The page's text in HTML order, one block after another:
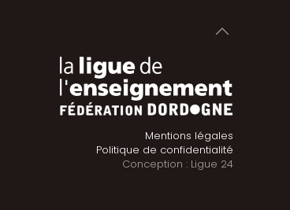
Mentions légales
Politique de confidentialité
Conception : Ligue 24